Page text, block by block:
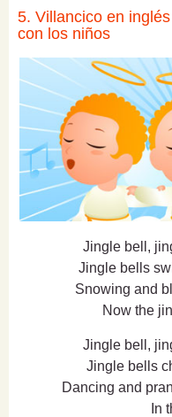
5. Villancico en
con los niños
Jingle bell,
Jingle bells
Snowing and
Now the
Jingle bell,
Jingle bells
Dancing and
In